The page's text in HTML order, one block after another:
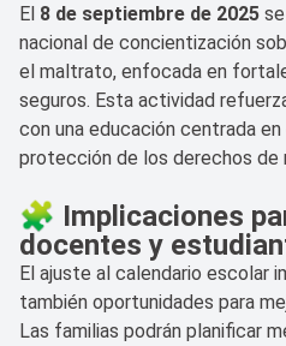
El 8 de septiembre de 2025
nacional de concientización
el maltrato, enfocada en
seguros. Esta actividad
con una educación centrada
protección de los derechos de
🧩 Implicaciones
docentes y
El ajuste al calendario escolar
también oportunidades para
Las familias podrán planificar